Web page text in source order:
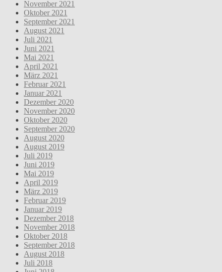
November 2021
Oktober 2021
September 2021
August 2021
Juli 2021
Juni 2021
Mai 2021
April 2021
März 2021
Februar 2021
Januar 2021
Dezember 2020
November 2020
Oktober 2020
September 2020
August 2020
August 2019
Juli 2019
Juni 2019
Mai 2019
April 2019
März 2019
Februar 2019
Januar 2019
Dezember 2018
November 2018
Oktober 2018
September 2018
August 2018
Juli 2018